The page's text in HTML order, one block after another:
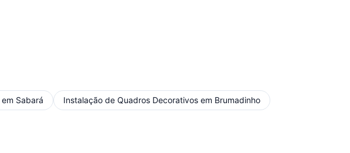
em Sabará Instalação de Quadros Decorativos em Brumadinho